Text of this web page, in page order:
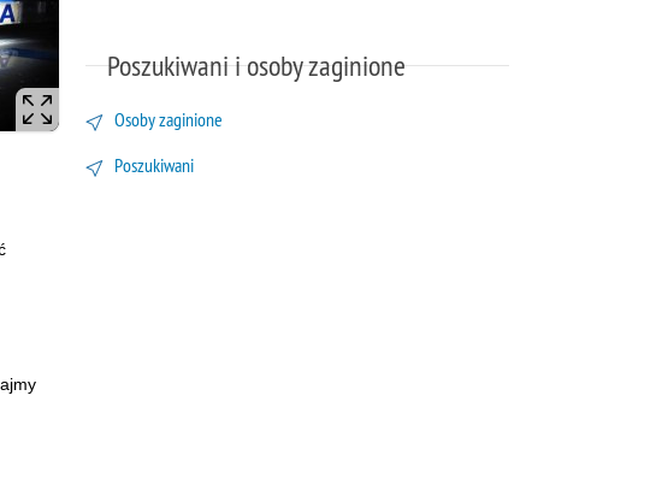
Poszukiwani i osoby zaginione
Osoby zaginione
Poszukiwani